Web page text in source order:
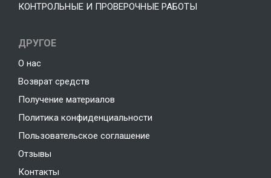
КОНТРОЛЬНЫЕ И ПРОВЕРОЧНЫЕ РАБОТЫ
ДРУГОЕ
О нас
Возврат средств
Получение материалов
Политика конфиденциальности
Пользовательское соглашение
Отзывы
Контакты